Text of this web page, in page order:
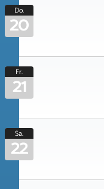
Do.
20
Fr.
21
Sa.
22